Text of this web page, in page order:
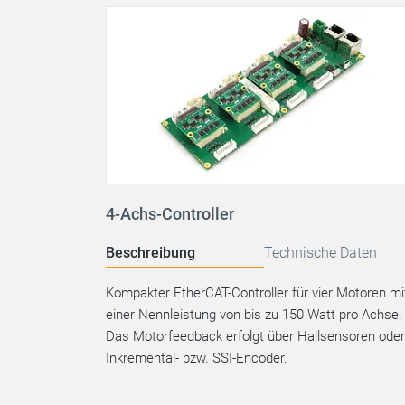
4-Achs-Controller
Beschreibung Technische Daten
Kompakter EtherCAT-Controller für vier Motoren
einer Nennleistung von bis zu 150 Watt pro Achse.
Das Motorfeedback erfolgt über Hallsensoren oder
Inkremental- bzw. SSI-Encoder.